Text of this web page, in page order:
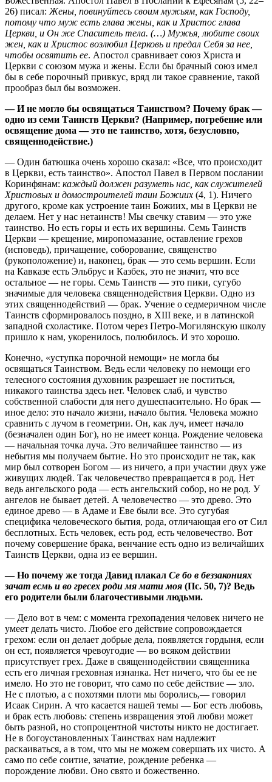
26) писал: Жены, повинуйтесь своим мужьям, как Господу,
потому что муж есть глава жены, как и Христос глава
Церкви, и Он же Спаситель тела. (…) Мужья, любите своих
жен, как и Христос возлюбил Церковь и предал Себя за нее,
чтобы освятить ее. Апостол сравнивает союз Христа и
Церкви с союзом мужа и жены. Если бы брачный союз имел
бы в себе порочный привкус, вряд ли такое сравнение, такой
прообраз был бы возможен.
— И не могло бы освящаться Таинством? Почему брак —
одно из семи Таинств Церкви? (Например, погребение или
освящение дома — это не таинство, хотя, безусловно,
священнодействие.)
— Один батюшка очень хорошо сказал: «Все, что происходит
в Церкви, есть таинство». Апостол Павел в Первом послании
Коринфянам: каждый должен разуметь нас, как служителей
Христовых и домостроителей таин Божиих (4, 1). Ничего
другого, кроме как устроение таин Божиих, мы в Церкви не
делаем. Нет у нас нетаинств! Мы свечку ставим — это уже
таинство. Но есть горы и есть их вершины. Семь Таинств
Церкви — крещение, миропомазание, оставление грехов
(исповедь), причащение, соборование, священство
(рукоположение) и, наконец, брак — это семь вершин. Если
на Кавказе есть Эльбрус и Казбек, это не значит, что все
остальное — не горы. Семь Таинств — это пики, сугубо
значимые для человека священнодействия Церкви. Одно из
этих священнодействий — брак. Учение о седмеричном числе
Таинств сформировалось поздно, в XIII веке, и в латинской
западной схоластике. Потом через Петро-Могилянскую школу
пришло к нам, укоренилось, полюбилось. И это хорошо.
Конечно, «уступка порочной немощи» не могла бы
освящаться Таинством. Ведь если человеку по немощи его
телесного состояния духовник разрешает не поститься,
никакого таинства здесь нет. Человек слаб, и чувство
собственной слабости для него душеспасительно. Но брак —
иное дело: это начало жизни, начало бытия. Человека можно
сравнить с лучом в геометрии. Он, как луч, имеет начало
(безначален один Бог), но не имеет конца. Рождение человека
— начальная точка луча. Это величайшее таинство — из
небытия мы получаем бытие. Но это происходит не так, как
мир был сотворен Богом — из ничего, а при участии двух уже
живущих людей. Так человечество превращается в род. Нет
ведь ангельского рода — есть ангельский собор, но не род. У
ангелов не бывает детей. А человечество — это древо. Это
единое древо — в Адаме и Еве были все. Это сугубая
специфика человеческого бытия, рода, отличающая его от Сил
бесплотных. Есть человек, есть род, есть человечество. Вот
почему совершение брака, венчание есть одно из величайших
Таинств Церкви, одна из ее вершин.
— Но почему же тогда Давид плакал Се бо в беззакониях
зачат есмь и во гресех роди мя мати моя (Пс. 50, 7)? Ведь
его родители были благочестивыми людьми.
— Дело вот в чем: с момента грехопадения человек ничего не
умеет делать чисто. Любое его действие сопровождается
грехом: если он делает добрые дела, появляется гордыня, если
он ест, появляется чревоугодие — во всяком действии
присутствует грех. Даже в священнодействии священника
есть его личная греховная изнанка. Нет ничего, что бы ее не
имело. Но это не говорит, что само по себе действие — зло.
Не с плотью, а с похотями плоти мы боролись,— говорил
Исаак Сирин. А что касается нашей темы — Бог есть любовь,
и брак есть любовь: степень извращения этой любви может
быть разной, но стопроцентной чистоты никто не достигает.
Не в богоустановленных Таинствах нам надлежит
раскаиваться, а в том, что мы не можем совершать их чисто. А
само по себе соитие, зачатие, рождение ребенка —
порождение любви. Оно свято и божественно.